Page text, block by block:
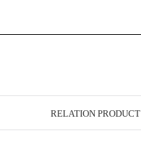
RELATION PRODUCT